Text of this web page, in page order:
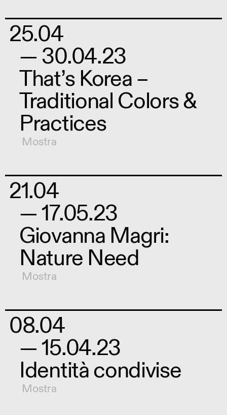
25.04
— 30.04.23
That’s Korea –
Traditional Colors &
Practices
Mostra
21.04
— 17.05.23
Giovanna Magri:
Nature Need
Mostra
08.04
— 15.04.23
Identità condivise
Mostra